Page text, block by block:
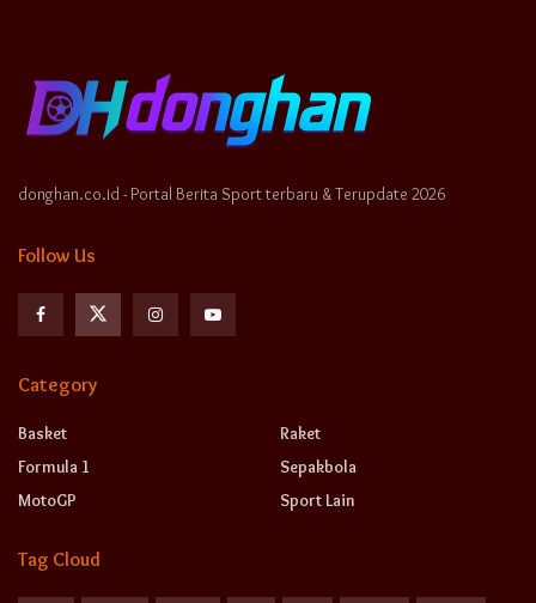
donghan.co.id - Portal Berita Sport terbaru & Terupdate 2026
Follow Us
Category
Basket
Formula 1
MotoGP
Raket
Sepakbola
Sport Lain
Tag Cloud